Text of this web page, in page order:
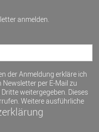
anmelden.
der Anmeldung erkläre ich
per E-Mail zu
weitergegeben. Dieses
Weitere ausführliche